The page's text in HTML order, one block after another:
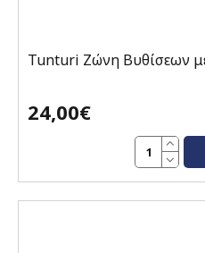
Tunturi Ζώνη Βυθίσεων
24,00€